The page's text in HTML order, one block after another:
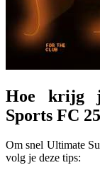
Hoe krijg
Sports FC
Om snel Ultimate
volg je deze tips: